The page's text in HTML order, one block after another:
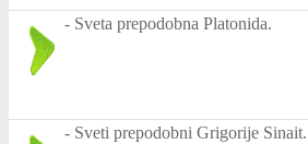
- Sveta prepodobna Platonida.
- Sveti prepodobni Grigorije Sinait.